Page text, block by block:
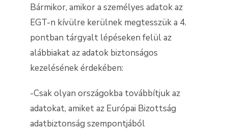
Bármikor, amikor a személyes adatok az
EGT-n kívülre kerülnek megtesszük a 4.
pontban tárgyalt lépéseken felül az
alábbiakat az adatok biztonságos
kezelésének érdekében:
-Csak olyan országokba továbbítjuk az
adatokat, amiket az Európai Bizottság
adatbiztonság szempontjából